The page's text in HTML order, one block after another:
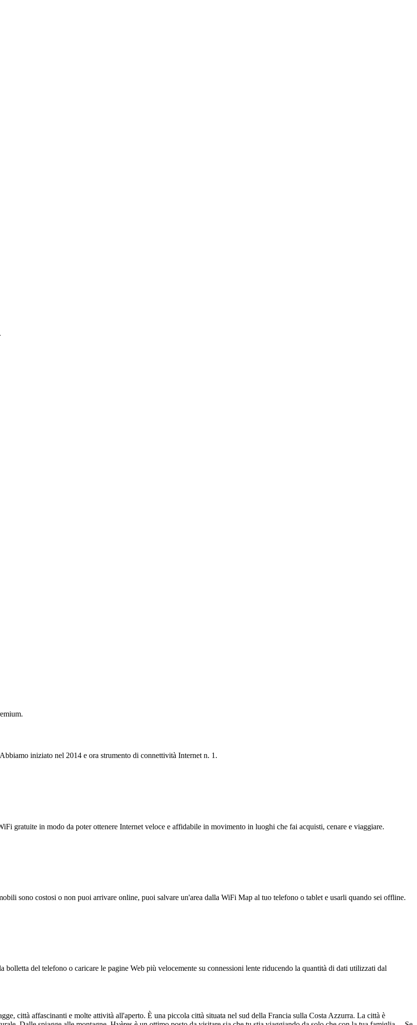
iniziato nel 2014 e ora strumento di connettività Internet n. 1.
gratuite in modo da poter ottenere Internet veloce e affidabile in movimento in luoghi che fai acquisti, cenare e viaggiare.
sono costosi o non puoi arrivare online, puoi salvare un'area dalla WiFi Map al tuo telefono o tablet e usarli quando sei offline.
del telefono o caricare le pagine Web più velocemente su connessioni lente riducendo la quantità di dati utilizzati dal
città affascinanti e molte attività all'aperto. È una piccola città situata nel sud della Francia sulla Costa Azzurra. La città è